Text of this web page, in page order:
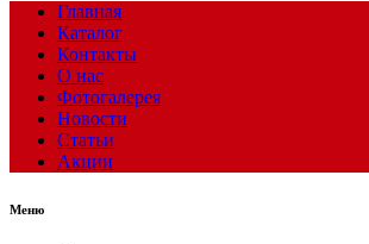
Главная
Каталог
Контакты
О нас
Фотогалерея
Новости
Статьи
Акции
Меню